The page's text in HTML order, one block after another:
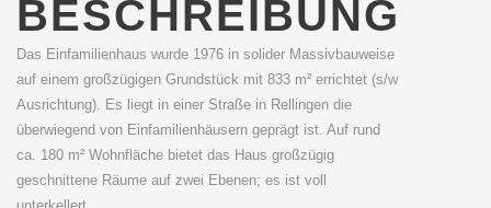
BESCHREIBUNG
Das Einfamilienhaus wurde 1976 in solider Massivbauweise
auf einem großzügigen Grundstück mit 833 m² errichtet (s/w
Ausrichtung). Es liegt in einer Straße in Rellingen die
überwiegend von Einfamilienhäusern geprägt ist. Auf rund
ca. 180 m² Wohnfläche bietet das Haus großzügig
geschnittene Räume auf zwei Ebenen; es ist voll